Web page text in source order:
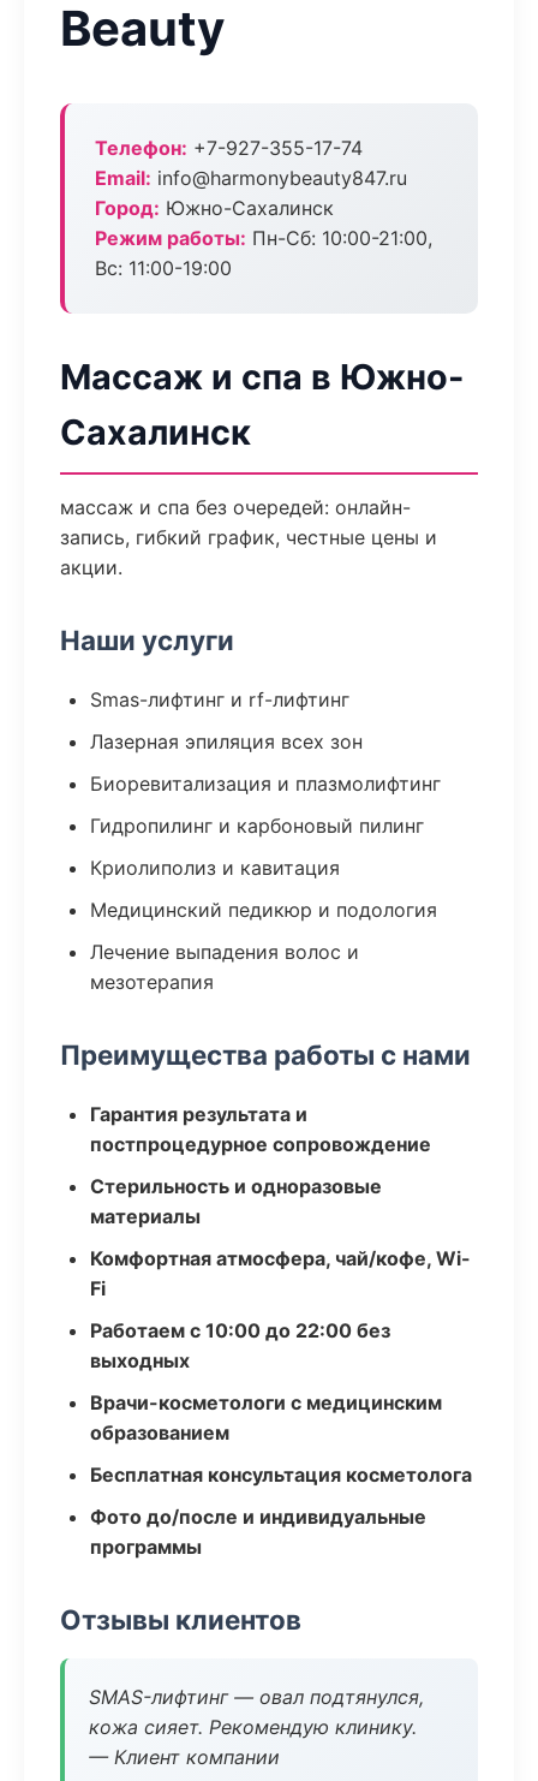
Beauty
Телефон: +7-927-355-17-74
Email: info@harmonybeauty847.ru
Город: Южно-Сахалинск
Режим работы: Пн-Сб: 10:00-21:00,
Вс: 11:00-19:00
Массаж и спа в Южно-
Сахалинск
массаж и спа без очередей: онлайн-
запись, гибкий график, честные цены и
акции.
Наши услуги
Smas-лифтинг и rf-лифтинг
Лазерная эпиляция всех зон
Биоревитализация и плазмолифтинг
Гидропилинг и карбоновый пилинг
Криолиполиз и кавитация
Медицинский педикюр и подология
Лечение выпадения волос и
мезотерапия
Преимущества работы с нами
Гарантия результата и
постпроцедурное сопровождение
Стерильность и одноразовые
материалы
Комфортная атмосфера, чай/кофе, Wi-
Fi
Работаем с 10:00 до 22:00 без
выходных
Врачи-косметологи с медицинским
образованием
Бесплатная консультация косметолога
Фото до/после и индивидуальные
программы
Отзывы клиентов
SMAS-лифтинг — овал подтянулся,
кожа сияет. Рекомендую клинику.
— Клиент компании